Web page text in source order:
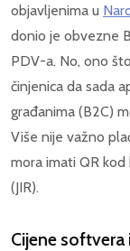
objavljenima u
donio je obvezne
PDV-a. No, ono
činjenica da sada
građanima (B2C)
Više nije važno
mora imati QR
(JIR).
Cijene softvera